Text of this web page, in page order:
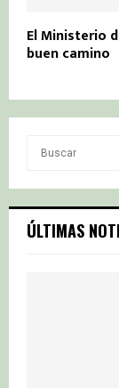
El Ministerio
buen camino
c
h
ÚLTIMAS